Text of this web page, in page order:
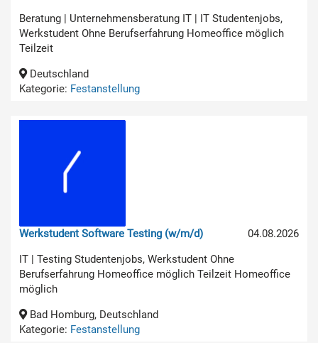
Beratung | Unternehmensberatung IT | IT Studentenjobs,
Werkstudent Ohne Berufserfahrung Homeoffice möglich
Teilzeit
Deutschland
Kategorie: Festanstellung
04.08.2026
Werkstudent Software Testing (w/m/d)
IT | Testing Studentenjobs, Werkstudent Ohne
Berufserfahrung Homeoffice möglich Teilzeit Homeoffice
möglich
Bad Homburg, Deutschland
Kategorie: Festanstellung